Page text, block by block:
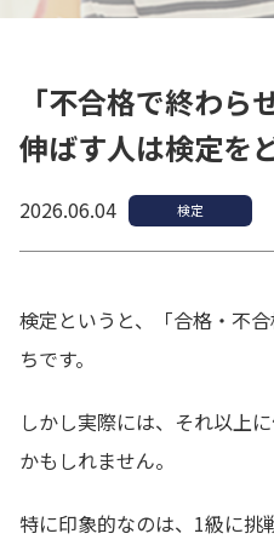
「不合格で終わら
伸ばす人は検定を
2026.06.04 検定
検定というと、「合格・不
ちです。
しかし実際には、それ以上
かもしれません。
特に印象的なのは、1級に挑